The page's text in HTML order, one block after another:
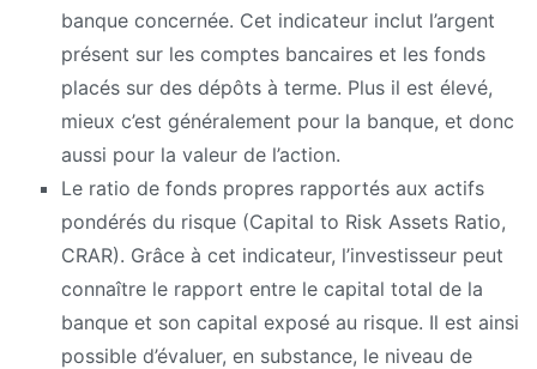
banque concernée. Cet indicateur inclut l’argent
présent sur les comptes bancaires et les fonds
placés sur des dépôts à terme. Plus il est élevé,
mieux c’est généralement pour la banque, et donc
aussi pour la valeur de l’action.
Le ratio de fonds propres rapportés aux actifs
pondérés du risque (Capital to Risk Assets Ratio,
CRAR). Grâce à cet indicateur, l’investisseur peut
connaître le rapport entre le capital total de la
banque et son capital exposé au risque. Il est ainsi
possible d’évaluer, en substance, le niveau de